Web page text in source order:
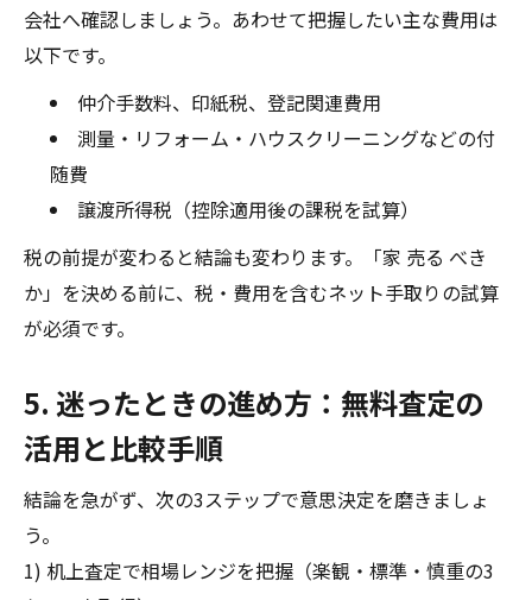
会社へ確認しましょう。あわせて把握したい主な費用は
以下です。
仲介手数料、印紙税、登記関連費用
測量・リフォーム・ハウスクリーニングなどの付
随費
譲渡所得税（控除適用後の課税を試算）
税の前提が変わると結論も変わります。「家 売る べき
か」を決める前に、税・費用を含むネット手取りの試算
が必須です。
5. 迷ったときの進め方：無料査定の
活用と比較手順
結論を急がず、次の3ステップで意思決定を磨きましょ
う。
1) 机上査定で相場レンジを把握（楽観・標準・慎重の3